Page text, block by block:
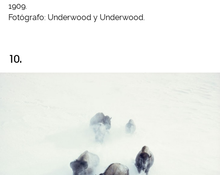
1909.
Fotógrafo: Underwood y Underwood.
10.